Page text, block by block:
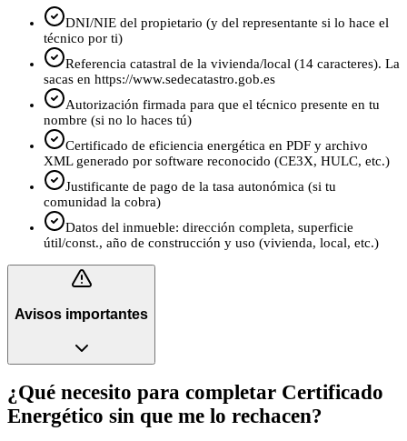
DNI/NIE del propietario (y del representante si lo hace el
técnico por ti)
Referencia catastral de la vivienda/local (14 caracteres). La
sacas en https://www.sedecatastro.gob.es
Autorización firmada para que el técnico presente en tu
nombre (si no lo haces tú)
Certificado de eficiencia energética en PDF y archivo
XML generado por software reconocido (CE3X, HULC, etc.)
Justificante de pago de la tasa autonómica (si tu
comunidad la cobra)
Datos del inmueble: dirección completa, superficie
útil/const., año de construcción y uso (vivienda, local, etc.)
Avisos importantes
¿Qué necesito para completar Certificado
Energético sin que me lo rechacen?